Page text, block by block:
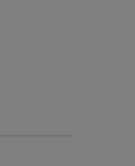
v nové záložce